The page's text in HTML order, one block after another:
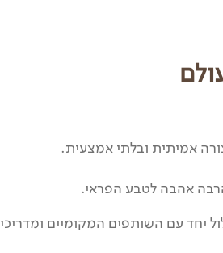
אמיתית ובלתי אמצעית.
אהבה לטבע הפראי.
יחד עם השותפים המקומיים ומדריכי